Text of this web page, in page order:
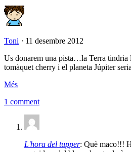
Toni ⋅ 11 desembre 2012
Us donarem una pista…la Terra tindria
tomàquet cherry i el planeta Júpiter
Més
1 comment
L'hora del tupper: Què maco!!!